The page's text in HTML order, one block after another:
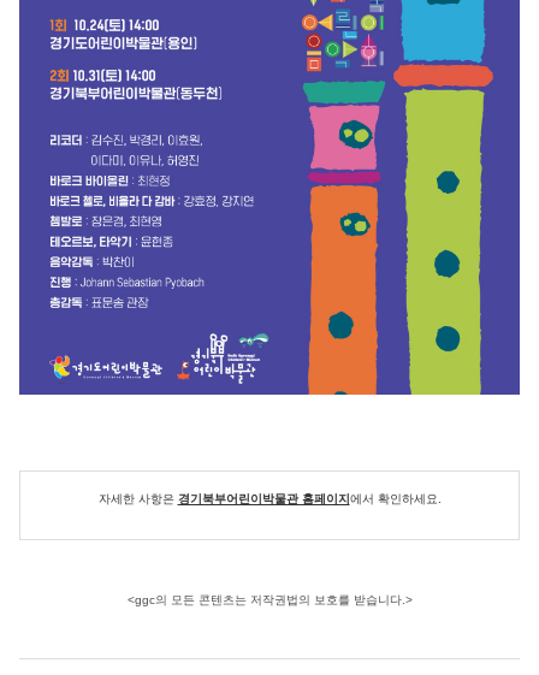
자세한 사항은 경기북부어린이박물관 홈페이지 에서 확인하세요.
<ggc의 모든 콘텐츠는 저작권법의 보호를 받습니다.>